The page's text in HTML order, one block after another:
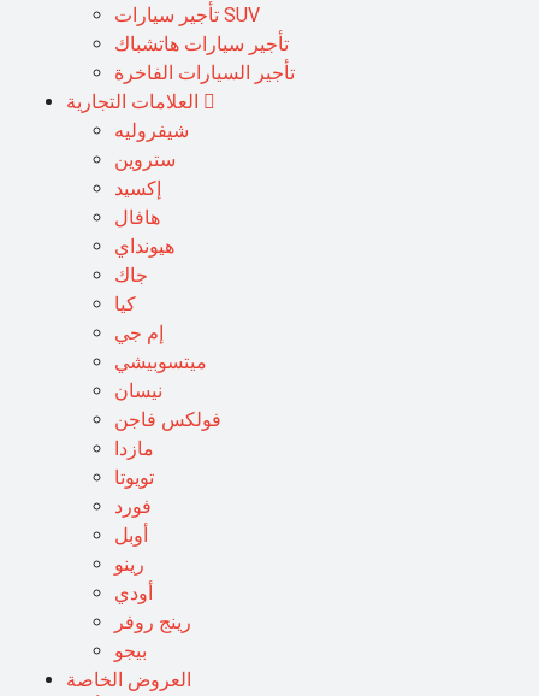
تأجير سيارات SUV
تأجير سيارات هاتشباك
تأجير السيارات الفاخرة
شيفروليه
ستروين
إكسيد
هافال
هيونداي
جاك
كيا
إم جي
ميتسوبيشي
نيسان
فولكس فاجن
مازدا
تويوتا
فورد
أوبل
رينو
أودي
رينج روفر
بيجو
العروض الخاصة